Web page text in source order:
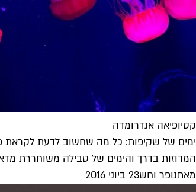
קסיופיאה אנדרומדה
ימים של שקיפות: כל מה שחשוב לדעת לקראת
המדוזות בדרך והימים של טבילה משוחררת
מאתנופר וחש23 ביוני 2016